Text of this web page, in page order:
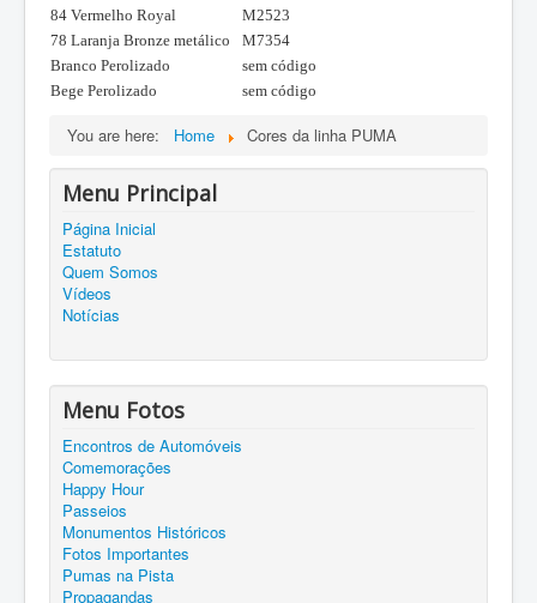
84 Vermelho Royal
M2523
78 Laranja Bronze metálico
M7354
Branco Perolizado
sem código
Bege Perolizado
sem código
You are here: Home Cores da linha PUMA
Menu Principal
Página Inicial
Estatuto
Quem Somos
Vídeos
Notícias
Menu Fotos
Encontros de Automóveis
Comemorações
Happy Hour
Passeios
Monumentos Históricos
Fotos Importantes
Pumas na Pista
Propagandas